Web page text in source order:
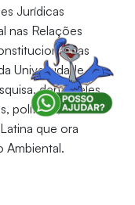
Jurídicas
nas Relações
nas
Universidade de
dentre eles
políticas,
que ora
Ambiental.